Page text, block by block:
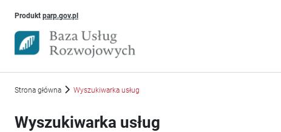
Produkt parp.gov.plUwaga, link otworzy się w nowym oknie
Strona główna Wyszukiwarka usług
Wyszukiwarka usług